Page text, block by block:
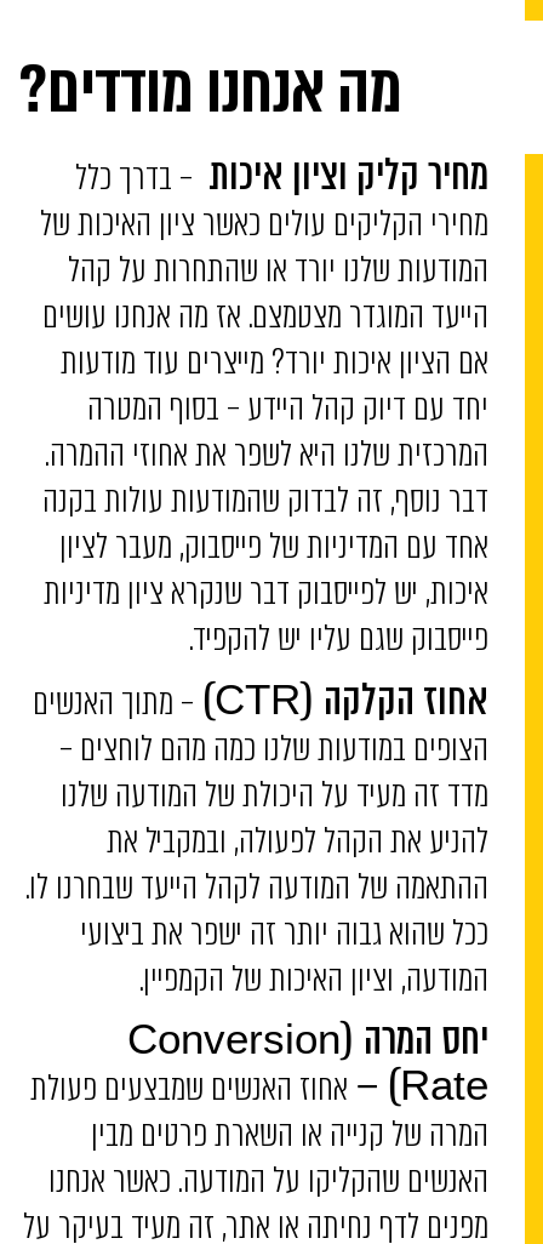
מה אנחנו מודדים?
מחיר קליק וציון איכות – בדרך כלל
מחירי הקליקים עולים כאשר ציון האיכות של
המודעות שלנו יורד או שהתחרות על קהל
הייעד המוגדר מצטמצם. אז מה אנחנו עושים
אם הציון איכות יורד? מייצרים עוד מודעות
יחד עם דיוק קהל היידע – בסוף המטרה
המרכזית שלנו היא לשפר את אחוזי ההמרה.
דבר נוסף, זה לבדוק שהמודעות עולות בקנה
אחד עם המדיניות של פייסבוק, מעבר לציון
איכות, יש לפייסבוק דבר שנקרא ציון מדיניות
פייסבוק שגם עליו יש להקפיד.
אחוז הקלקה (CTR)
– מתוך האנשים
הצופים במודעות שלנו כמה מהם לוחצים –
מדד זה מעיד על היכולת של המודעה שלנו
להניע את הקהל לפעולה, ובמקביל את
ההתאמה של המודעה לקהל הייעד שבחרנו לו.
ככל שהוא גבוה יותר זה ישפר את ביצועי
המודעה, וציון האיכות של הקמפיין.
יחס המרה (Conversion
Rate) –
אחוז האנשים שמבצעים פעולת
המרה של קנייה או השארת פרטים מבין
האנשים שהקליקו על המודעה. כאשר אנחנו
מפנים לדף נחיתה או אתר, זה מעיד בעיקר על